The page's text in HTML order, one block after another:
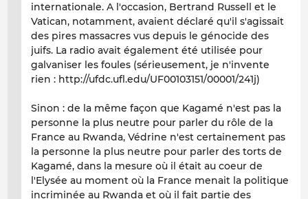
internationale. A l'occasion, Bertrand Russell et le
Vatican, notamment, avaient déclaré qu'il s'agissait
des pires massacres vus depuis le génocide des
juifs. La radio avait également été utilisée pour
galvaniser les foules (sérieusement, je n'invente
rien : http://ufdc.ufl.edu/UF00103151/00001/241j)
Sinon : de la même façon que Kagamé n'est pas la
personne la plus neutre pour parler du rôle de la
France au Rwanda, Védrine n'est certainement pas
la personne la plus neutre pour parler des torts de
Kagamé, dans la mesure où il était au coeur de
l'Elysée au moment où la France menait la politique
incriminée au Rwanda et où il fait partie des